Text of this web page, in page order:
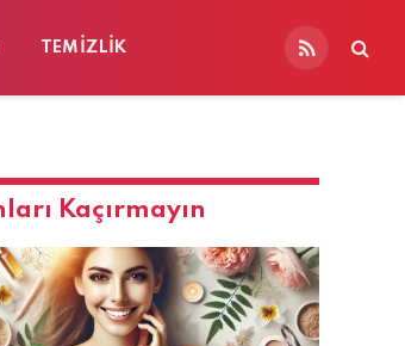
TEMIZLIK
RSS
Kaçırmayın